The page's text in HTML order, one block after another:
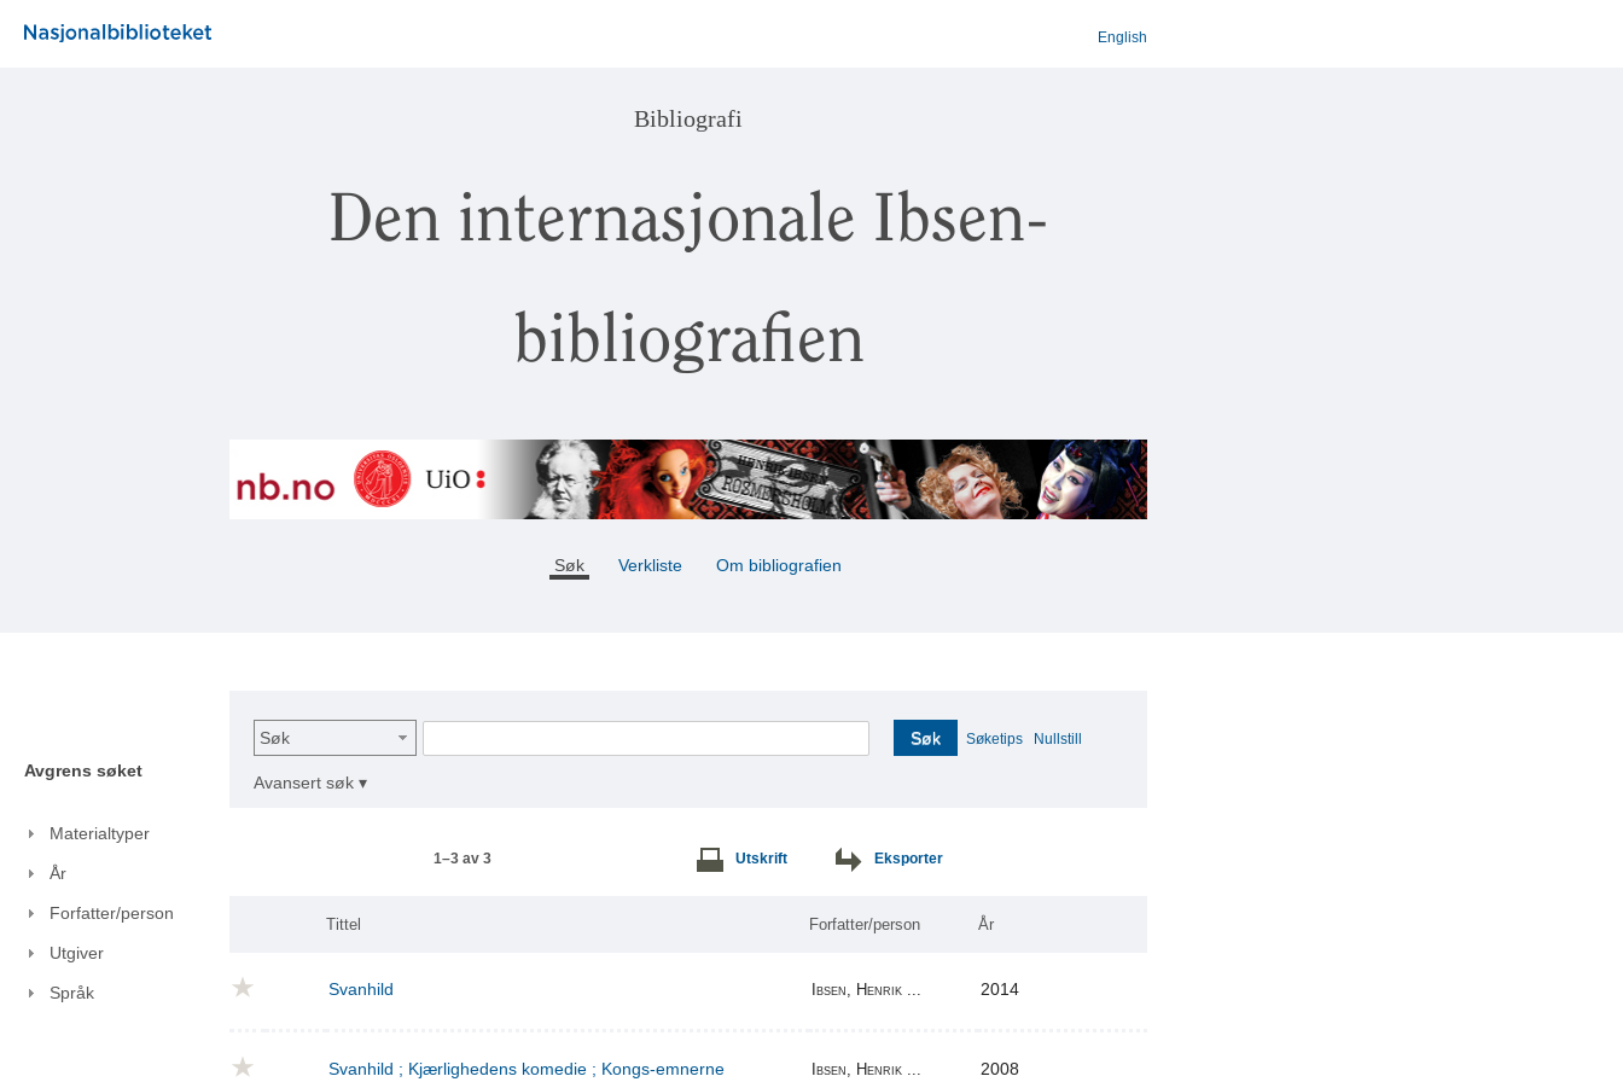
English
Bibliografi
Den internasjonale Ibsen-
bibliografien
Søk Verkliste Om bibliografien
Avgrens søket
Materialtyper
År
Forfatter/person
Utgiver
Språk
Søk Søk Søketips Nullstill
Avansert søk ▾
1–3 av 3 Utskrift Eksporter
Tittel Forfatter/person År
Svanhild Ibsen, Henrik ... 2014
Svanhild ; Kjærlighedens komedie ; Kongs-emnerne Ibsen, Henrik ... 2008